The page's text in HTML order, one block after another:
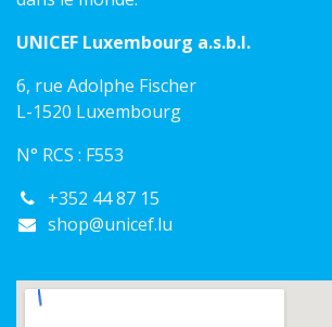
UNICEF Luxembourg a.s.b.l.
6, rue Adolphe Fischer
L-1520 Luxembourg
N° RCS : F553
+352 44 87 15
shop@unicef.lu